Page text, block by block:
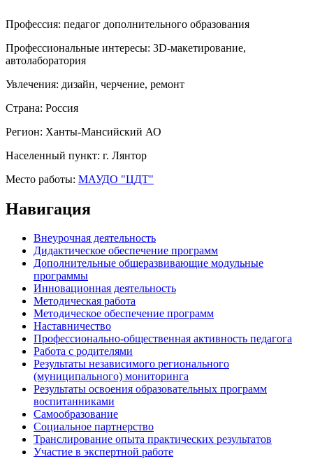
Профессия: педагог дополнительного образования
Профессиональные интересы: 3D-макетирование,
автолаборатория
Увлечения: дизайн, черчение, ремонт
Страна: Россия
Регион: Ханты-Мансийский АО
Населенный пункт: г. Лянтор
Место работы: МАУДО "ЦДТ"
Навигация
Внеурочная деятельность
Дидактическое обеспечение программ
Дополнительные общеразвивающие модульные
программы
Инновационная деятельность
Методическая работа
Методическое обеспечение программ
Наставничество
Профессионально-общественная активность педагога
Работа с родителями
Результаты независимого регионального
(муниципального) мониторинга
Результаты освоения образовательных программ
воспитанниками
Самообразование
Социальное партнерство
Транслирование опыта практических результатов
Участие в экспертной работе